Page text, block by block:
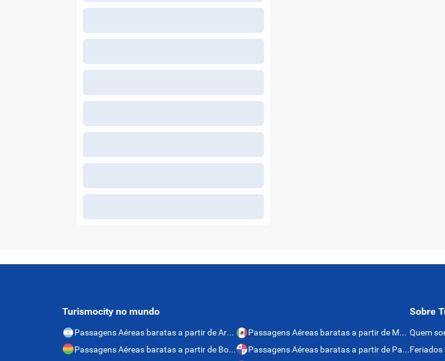
Turismocity no mundo
Passagens Aéreas baratas a partir de Argentina
Passagens Aéreas baratas a partir de Bolívia
Passagens Aéreas baratas a partir de México
Passagens Aéreas baratas a partir de Panamá
Sobre
Quem